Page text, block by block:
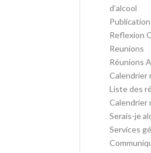
d’alcool
Reflexion
Reunions
Réunions
Calendrier
Liste des
Calendrier
Serais-je
Services